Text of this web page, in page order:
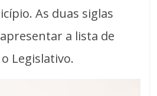
As duas siglas
a lista de
Legislativo.